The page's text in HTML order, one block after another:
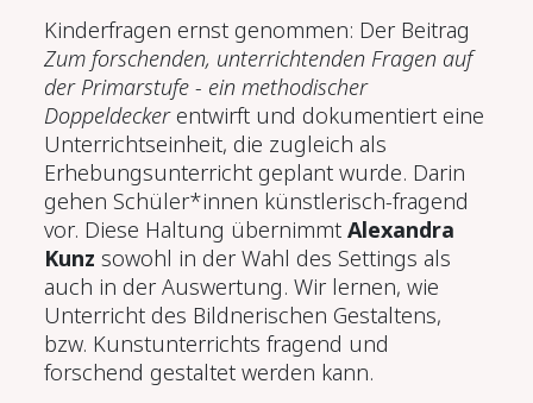
Kinderfragen ernst genommen: Der Beitrag
Zum forschenden, unterrichtenden Fragen auf
der Primarstufe - ein methodischer
Doppeldeckerentwirft und dokumentiert eine
Unterrichtseinheit, die zugleich als
Erhebungsunterricht geplant wurde. Darin
gehen Schüler*innen künstlerisch-fragend
vor. Diese Haltung übernimmtAlexandra
Kunz sowohl in der Wahl des Settings als
auch in der Auswertung. Wir lernen, wie
Unterricht des Bildnerischen Gestaltens,
bzw. Kunstunterrichts fragend und
forschend gestaltet werden kann.